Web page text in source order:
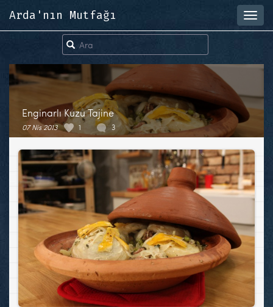
Arda'nın Mutfağı
Enginarlı Kuzu Tajine
07 Nis 2013 1 3